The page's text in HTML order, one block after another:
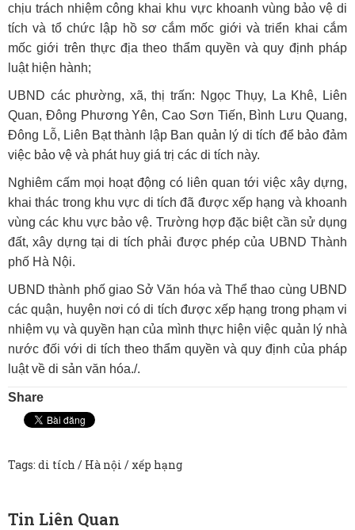
chịu trách nhiệm công khai khu vực khoanh vùng bảo vệ di
tích và tổ chức lập hồ sơ cắm mốc giới và triển khai cắm
mốc giới trên thực địa theo thẩm quyền và quy định pháp
luật hiện hành;
UBND các phường, xã, thị trấn: Ngọc Thụy, La Khê, Liên
Quan, Đông Phương Yên, Cao Sơn Tiến, Bình Lưu Quang,
Đông Lỗ, Liên Bạt thành lập Ban quản lý di tích để bảo đảm
việc bảo vệ và phát huy giá trị các di tích này.
Nghiêm cấm mọi hoạt động có liên quan tới việc xây dựng,
khai thác trong khu vực di tích đã được xếp hạng và khoanh
vùng các khu vực bảo vệ. Trường hợp đặc biệt cần sử dụng
đất, xây dựng tại di tích phải được phép của UBND Thành
phố Hà Nội.
UBND thành phố giao Sở Văn hóa và Thể thao cùng UBND
các quận, huyện nơi có di tích được xếp hạng trong phạm vi
nhiệm vụ và quyền hạn của mình thực hiện việc quản lý nhà
nước đối với di tích theo thẩm quyền và quy định của pháp
luật về di sản văn hóa./.
Share
Tags: di tích / Hà nội /xếp hạng
Tin Liên Quan